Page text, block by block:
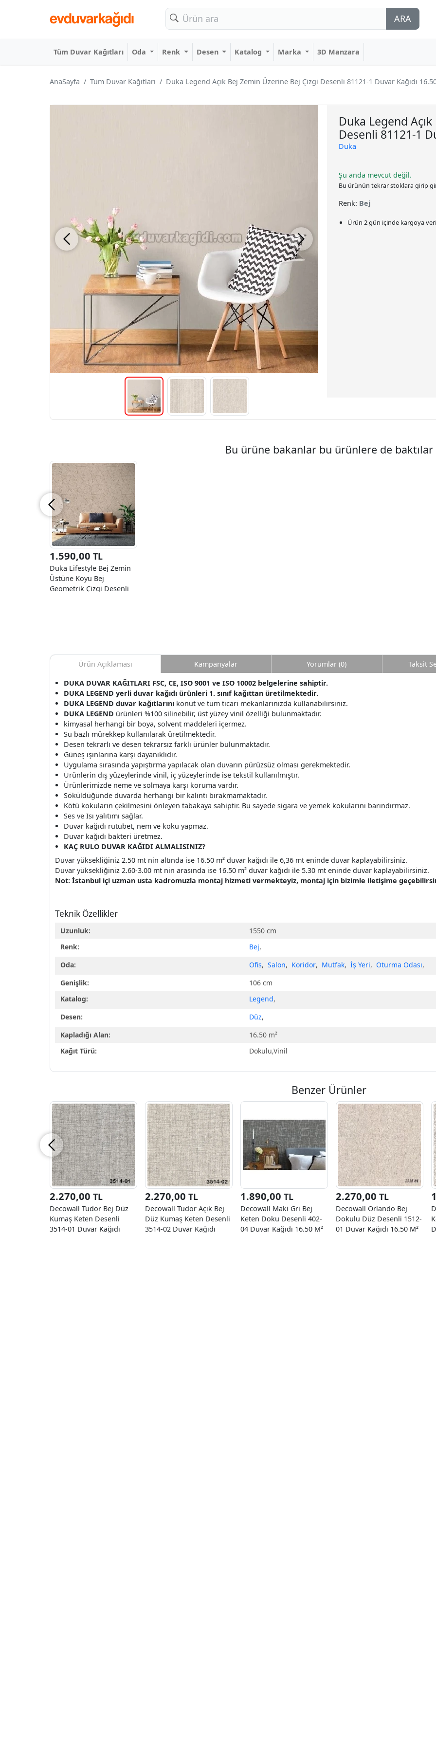
ARA
Tüm Duvar Kağıtları Oda Renk Desen Katalog Marka 3D Manzara
AnaSayfa Tüm Duvar Kağıtları Duka Legend Açık Bej Zemin Üzerine Bej Çizgi Desenli 81121-1 Duvar Kağıdı
Duka Legend
Desenli 81121-1
Duka
Şu anda mevcut değil.
Bu ürünün tekrar stoklara girip
Renk: Bej
Ürün 2 gün içinde kargoya
Bu ürüne bakanlar bu ürünlere de baktılar
1.590,00 TL
Duka Lifestyle Bej Zemin
Üstüne Koyu Bej
Geometrik Çizgi Desenli
Ürün Açıklaması
DUKA DUVAR KAĞITLARI FSC, CE, ISO 9001 ve ISO 10002 belgelerine sahiptir.
DUKA LEGEND yerli duvar kağıdı ürünleri 1. sınıf kağıttan üretilmektedir.
DUKA LEGEND duvar kağıtlarını konut ve tüm ticari mekanlarınızda kullanabilirsiniz.
DUKA LEGEND ürünleri %100 silinebilir, üst yüzey vinil özelliği bulunmaktadır.
kimyasal herhangi bir boya, solvent maddeleri içermez.
Su bazlı mürekkep kullanılarak üretilmektedir.
Desen tekrarlı ve desen tekrarsız farklı ürünler bulunmaktadır.
Güneş ışınlarına karşı dayanıklıdır.
Uygulama sırasında yapıştırma yapılacak olan duvarın pürüzsüz olması gerekmektedir.
Ürünlerin dış yüzeylerinde vinil, iç yüzeylerinde ise tekstil kullanılmıştır.
Ürünlerimizde neme ve solmaya karşı koruma vardır.
Söküldüğünde duvarda herhangi bir kalıntı bırakmamaktadır.
Kötü kokuların çekilmesini önleyen tabakaya sahiptir. Bu sayede sigara ve yemek kokularını barındırmaz.
Ses ve Isı yalıtımı sağlar.
Duvar kağıdı rutubet, nem ve koku yapmaz.
Duvar kağıdı bakteri üretmez.
KAÇ RULO DUVAR KAĞIDI ALMALISINIZ?
Duvar yüksekliğiniz 2.50 mt nin altında ise 16.50 m² duvar kağıdı ile 6,36 mt eninde duvar kaplayabilirsiniz.
Duvar yüksekliğiniz 2.60-3.00 mt nin arasında ise 16.50 m² duvar kağıdı ile 5.30 mt eninde duvar kaplayabilirsiniz.
Not: İstanbul içi uzman usta kadromuzla montaj hizmeti vermekteyiz, montaj için bizimle iletişime
Teknik Özellikler
Uzunluk:
1550 cm
Renk:
Bej,
Oda:
Ofis, Salon, Koridor, Mutfak, İş Yeri, Oturma Odası,
Genişlik:
106 cm
Katalog:
Legend,
Desen:
Düz,
Kapladığı Alan:
16.50 m²
Kağıt Türü:
Dokulu,Vinil
Kampanyalar Yorumlar (0) Taksit
Benzer Ürünler
2.270,00 TL
Decowall Tudor Bej Düz
Kumaş Keten Desenli
3514-01 Duvar Kağıdı
2.270,00 TL
Decowall Tudor Açık Bej
Düz Kumaş Keten Desenli
3514-02 Duvar Kağıdı
1.890,00 TL
Decowall Maki Gri Bej
Keten Doku Desenli 402-
04 Duvar Kağıdı 16.50 M²
2.270,00 TL
Decowall Orlando Bej
Dokulu Düz Desenli 1512-
01 Duvar Kağıdı 16.50 M²